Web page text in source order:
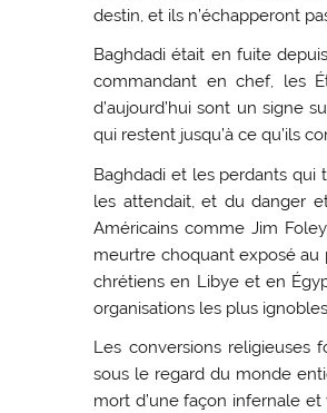
destin, et ils n’échapperont
Baghdadi était en fuite
commandant en chef, les
d’aujourd’hui sont un signe
qui restent jusqu’à ce qu’ils
Baghdadi et les perdants qui
les attendait, et du danger
Américains comme Jim
meurtre choquant exposé au
chrétiens en Libye et en
organisations les plus
Les conversions religieuses
sous le regard du monde
mort d’une façon infernale